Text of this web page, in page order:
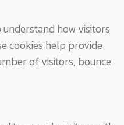
how visitors
cookies help provide
of visitors, bounce